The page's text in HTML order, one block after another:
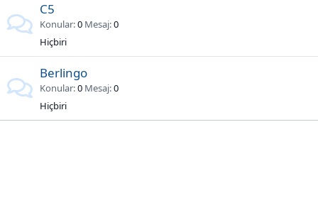
C5
Konular 0 Mesaj 0
Hiçbiri
Berlingo
Konular 0 Mesaj 0
Hiçbiri